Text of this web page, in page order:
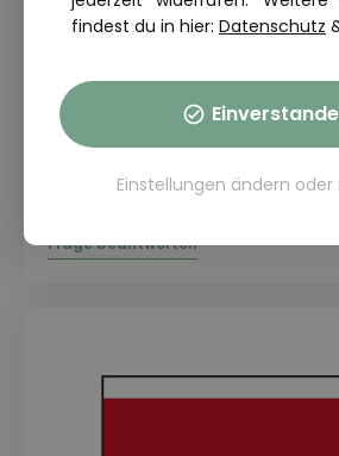
THEORIE FRAGE: 1.4.42-120
Worauf weist dieses
findest du in hier: Datenschutz
Einstellungen ändern oder